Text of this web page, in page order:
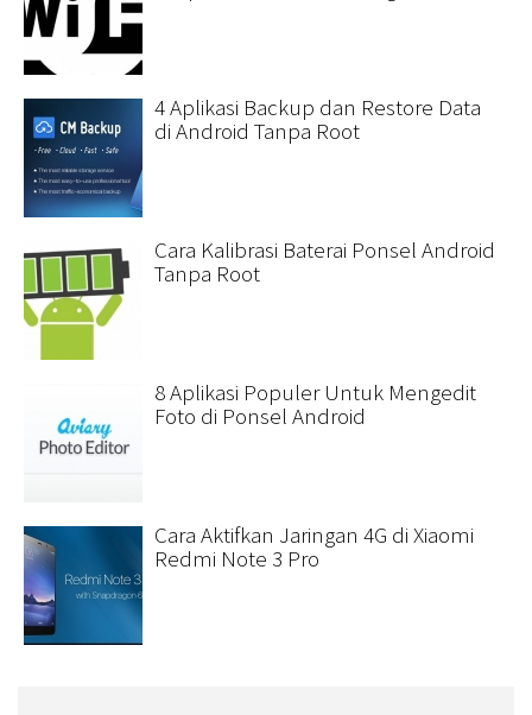
4 Aplikasi Backup dan Restore Data
di Android Tanpa Root
Cara Kalibrasi Baterai Ponsel Android
Tanpa Root
8 Aplikasi Populer Untuk Mengedit
Foto di Ponsel Android
Cara Aktifkan Jaringan 4G di Xiaomi
Redmi Note 3 Pro